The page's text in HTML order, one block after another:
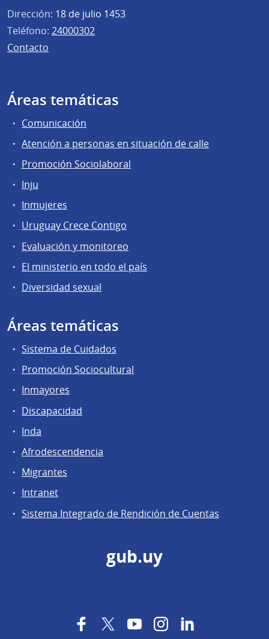
Dirección: 18 de julio 1453
Teléfono: 24000302
Contacto
Áreas temáticas
Comunicación
Atención a personas en situación de calle
Promoción Sociolaboral
Inju
Inmujeres
Uruguay Crece Contigo
Evaluación y monitoreo
El ministerio en todo el país
Diversidad sexual
Áreas temáticas
Sistema de Cuidados
Promoción Sociocultural
Inmayores
Discapacidad
Inda
Afrodescendencia
Migrantes
Intranet
Sistema Integrado de Rendición de Cuentas
gub.uy
FacebookTwitterYouTubeInstagram